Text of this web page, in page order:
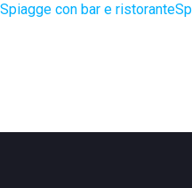
Spiagge con bar e ristorante